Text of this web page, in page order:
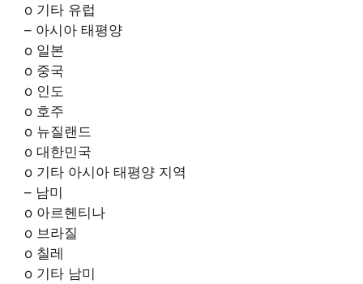
o 기타 유럽
– 아시아 태평양
o 일본
o 중국
o 인도
o 호주
o 뉴질랜드
o 대한민국
o 기타 아시아 태평양 지역
– 남미
o 아르헨티나
o 브라질
o 칠레
o 기타 남미